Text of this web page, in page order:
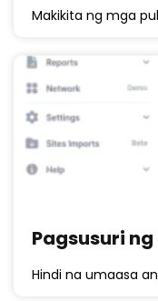
Makikita ng mga
Pagsusuri
Hindi na umaasa